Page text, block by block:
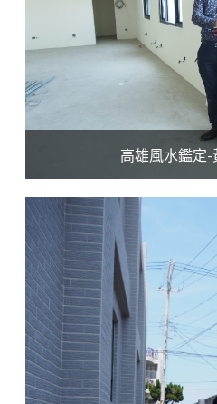
高雄風水鑑定